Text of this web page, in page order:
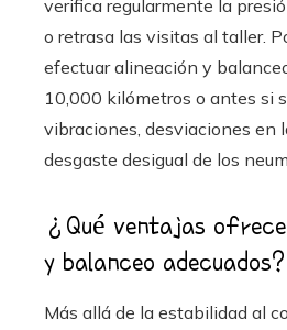
verifica regularmente la
o retrasa las visitas al taller.
efectuar alineación y
10,000 kilómetros o antes si
vibraciones, desviaciones en
desgaste desigual de los
¿Qué ventajas
y balanceo adecuados?
Más allá de la estabilidad al